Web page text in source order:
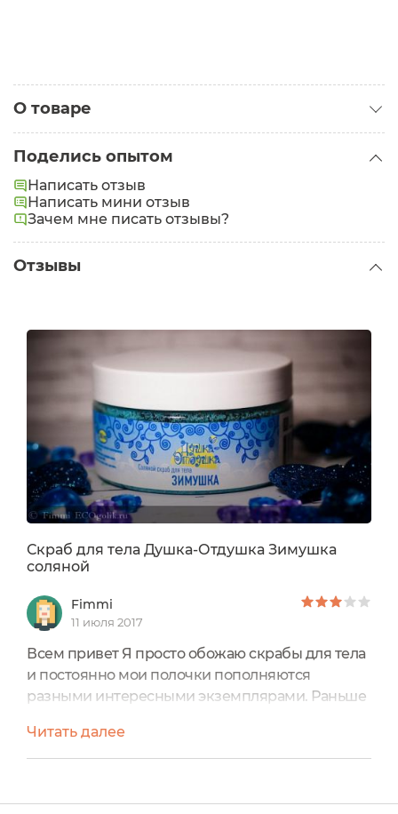
О товаре
Поделись опытом
Написать отзыв
Написать мини отзыв
Зачем мне писать отзывы?
Отзывы
Скраб для тела Душка-Отдушка Зимушка
соляной
Fimmi
11 июля 2017
Всем привет Я просто обожаю скрабы для тела
и постоянно мои полочки пополняются
разными интересными экземплярами. Раньше
стоят они недорого и эффект от них хорош, но
ведь пора пробовать что-то новое, не правда
закончился один скраб о котором я и хотела бы
Читать далее